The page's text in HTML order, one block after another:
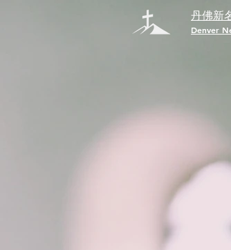
丹佛新
​Denver